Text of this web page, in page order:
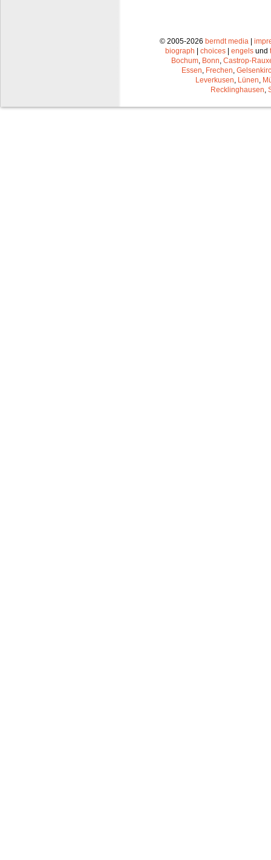
© 2005-2026 berndt media |
biograph | choices | engels und
Bochum Bonn Castrop-
Essen Frechen
Leverkusen Lünen
Recklinghausen